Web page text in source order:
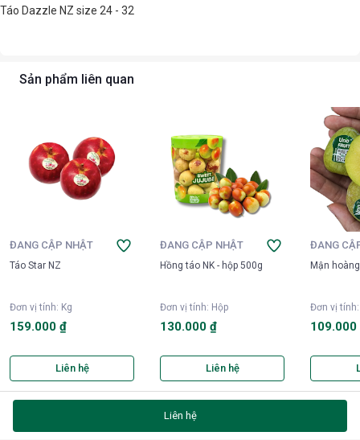
Táo Dazzle NZ size 24 - 32
Sản phẩm liên quan
ĐANG CẬP NHẬT
Táo Star NZ
Đơn vị tính: Kg
159.000 ₫
Liên hệ
ĐANG CẬP NHẬT
Hồng táo NK - hộp 500g
Đơn vị tính: Hộp
130.000 ₫
Liên hệ
ĐANG
Mận
Đơn vị tính
109.000
Liên hệ